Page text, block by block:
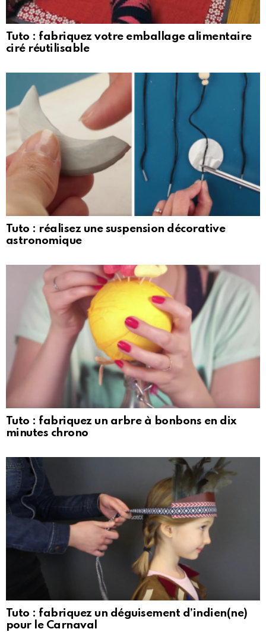
Tuto : fabriquez votre emballage alimentaire
ciré réutilisable
Tuto : réalisez une suspension décorative
astronomique
Tuto : fabriquez un arbre à bonbons en dix
minutes chrono
Tuto : fabriquez un déguisement d’indien(ne)
pour le Carnaval